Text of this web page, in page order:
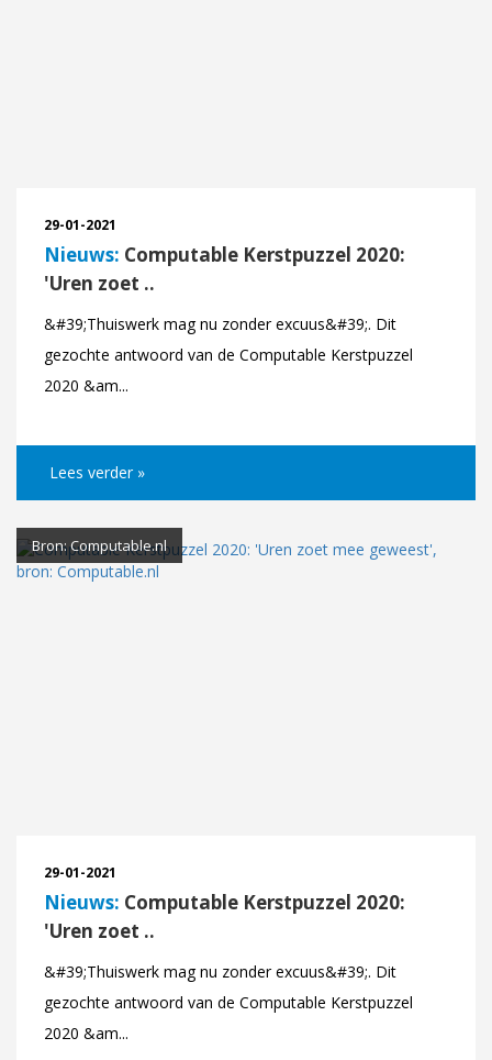
29-01-2021
Nieuws: Computable Kerstpuzzel 2020:
'Uren zoet ..
&#39;Thuiswerk mag nu zonder excuus&#39;. Dit
gezochte antwoord van de Computable Kerstpuzzel
2020 &am...
Lees verder »
Bron: Computable.nl
29-01-2021
Nieuws: Computable Kerstpuzzel 2020:
'Uren zoet ..
&#39;Thuiswerk mag nu zonder excuus&#39;. Dit
gezochte antwoord van de Computable Kerstpuzzel
2020 &am...